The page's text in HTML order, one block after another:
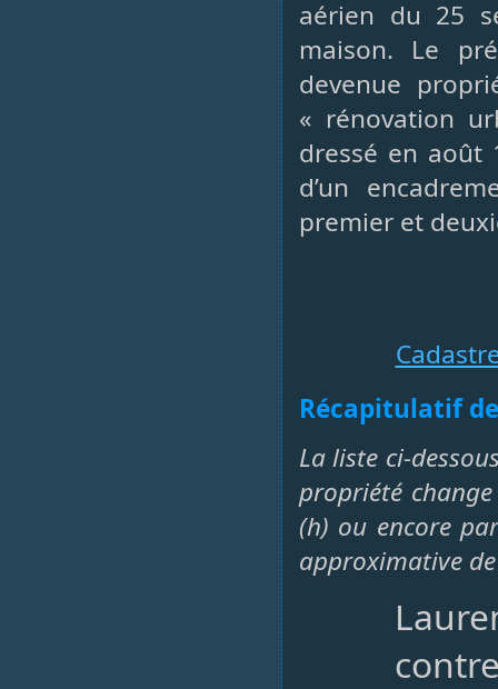
aérien du 25
maison. Le
devenue
« rénovation
dressé en août
d’un
premier et
Récapitulatif
La liste ci-
propriété
(h) ou encore
approximative